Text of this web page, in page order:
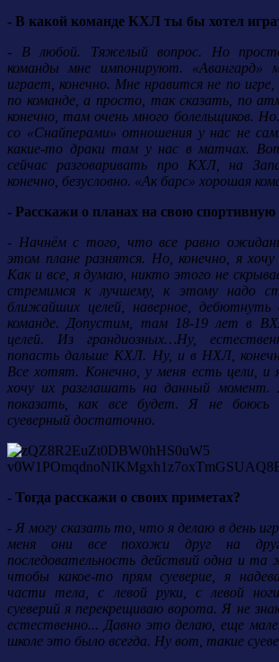
- В какой команде КХЛ ты бы хотел
- В любой. Тяжелый вопрос. Но
команды мне импонируют. «Авангард»
играет, конечно. Мне нравится не по
по команде, а просто, так сказать, по
конечно, там очень много болельщиков.
со «Снайперами» отношения у нас не
какие-то драки там у нас в матчах.
сейчас разговаривать про КХЛ, на
конечно, безусловно. «Ак барс» хорошая
- Расскажи о планах на свою спортивную
- Начнём с того, что все равно
этом плане разнятся. Но, конечно, я хочу
Как и все, я думаю, никто этого не
стремимся к лучшему, к этому надо
ближайших целей, наверное,
команде. Допустим, там 18-19 лет в
целей. Из грандиозных…Ну,
попасть дальше КХЛ. Ну, и в НХЛ,
Все хотят. Конечно, у меня есть цели, и
хочу их разглашать на данный момент.
показать, как все будет. Я не боюсь
суеверный достаточно.
- Тогда расскажи о своих приметах?
- Я могу сказать то, что я делаю в день
меня они все похожи друг на
последовательность действий одна и та
чтобы какое-то прям суеверие, я
части тела, с левой руки, с левой
суеверий я перекрещиваю ворота. Я не
естественно... Давно это делаю, еще
школе это было всегда. Ну вот, такие